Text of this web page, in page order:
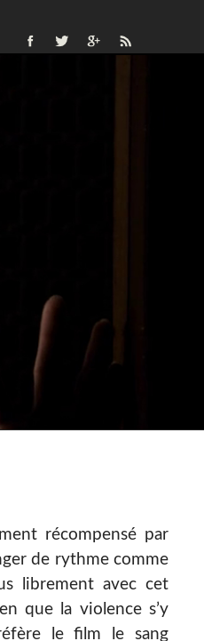
récompensé par
de rythme comme
librement avec cet
que la violence s’y
le film le sang